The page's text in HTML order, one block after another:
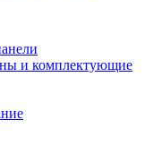
и комплектующие